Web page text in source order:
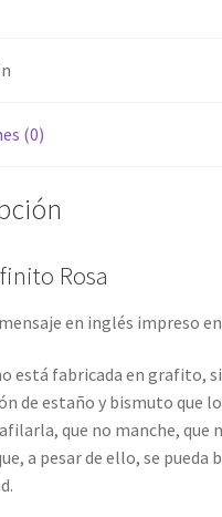
(0)
Rosa
en inglés impreso
está fabricada en grafito,
de estaño y bismuto que
que no manche, que
a pesar de ello, se pueda